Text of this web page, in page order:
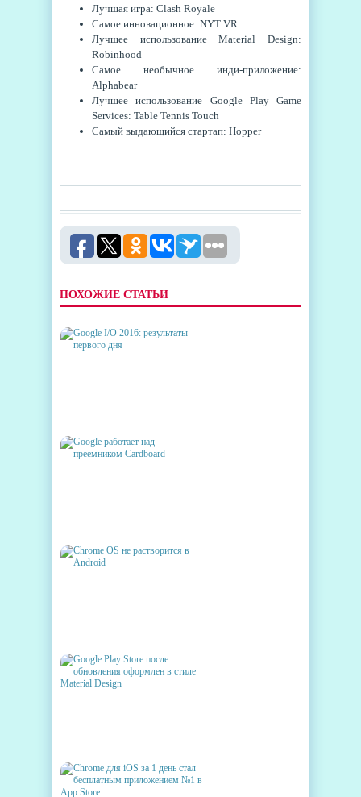
Лучшая игра: Clash Royale
Самое инновационное: NYT VR
Лучшее использование Material Design:
Robinhood
Самое необычное инди-приложение:
Alphabear
Лучшее использование Google Play Game
Services: Table Tennis Touch
Самый выдающийся стартап: Hopper
ПОХОЖИЕ СТАТЬИ